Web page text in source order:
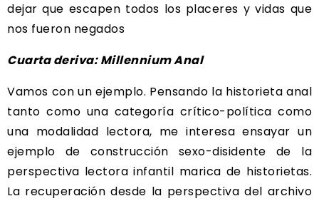
dejar que escapen todos los placeres y vidas que
nos fueron negados
Cuarta deriva: Millennium Anal
Vamos con un ejemplo. Pensando la historieta anal
tanto como una categoría crítico-política como
una modalidad lectora, me interesa ensayar un
ejemplo de construcción sexo-disidente de la
perspectiva lectora infantil marica de historietas.
La recuperación desde la perspectiva del archivo